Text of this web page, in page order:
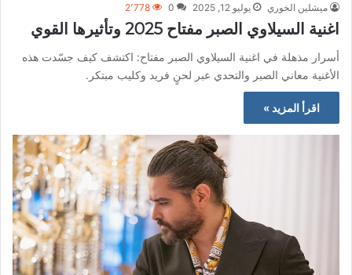
ميشلين الخوري يوليو 12, 2025 0 2٬778
اغنية السيلاوي الصبر مفتاح 2025 وتأثيرها القوي
أسرار مذهلة في اغنية السيلاوي الصبر مفتاح: اكتشف كيف جسّدت هذه
الأغنية معاني الصبر والتحدي عبر لحنٍ فريد وكليب مبتكر.
اقرأ المزيد »